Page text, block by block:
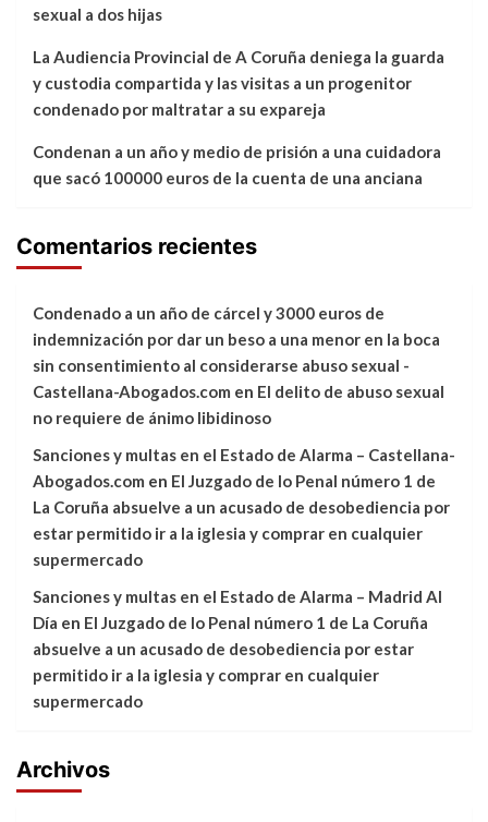
sexual a dos hijas
La Audiencia Provincial de A Coruña deniega la guarda
y custodia compartida y las visitas a un progenitor
condenado por maltratar a su expareja
Condenan a un año y medio de prisión a una cuidadora
que sacó 100000 euros de la cuenta de una anciana
Comentarios recientes
Condenado a un año de cárcel y 3000 euros de
indemnización por dar un beso a una menor en la boca
sin consentimiento al considerarse abuso sexual -
Castellana-Abogados.com en El delito de abuso sexual
no requiere de ánimo libidinoso
Sanciones y multas en el Estado de Alarma – Castellana-
Abogados.com en El Juzgado de lo Penal número 1 de
La Coruña absuelve a un acusado de desobediencia por
estar permitido ir a la iglesia y comprar en cualquier
supermercado
Sanciones y multas en el Estado de Alarma – Madrid Al
Día en El Juzgado de lo Penal número 1 de La Coruña
absuelve a un acusado de desobediencia por estar
permitido ir a la iglesia y comprar en cualquier
supermercado
Archivos